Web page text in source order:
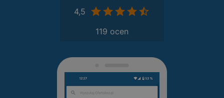
4,5
119 ocen